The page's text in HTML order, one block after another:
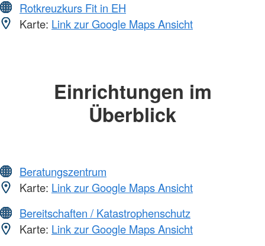
Rotkreuzkurs Fit in EH
Karte: Link zur Google Maps Ansicht
Einrichtungen im
Überblick
Beratungszentrum
Karte: Link zur Google Maps Ansicht
Bereitschaften / Katastrophenschutz
Karte: Link zur Google Maps Ansicht